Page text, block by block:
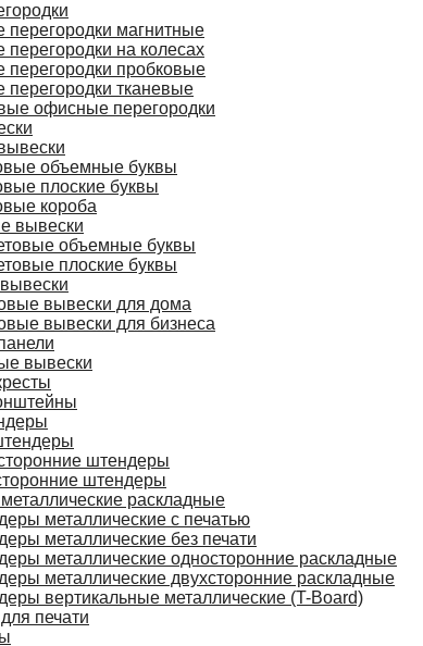
перегородки магнитные
на колесах
перегородки пробковые
перегородки тканевые
офисные перегородки
объемные буквы
плоские буквы
короба
вывески
объемные буквы
плоские буквы
вывески для дома
вывески для бизнеса
вывески
штендеры
штендеры
раскладные
металлические с печатью
металлические без печати
металлические односторонние раскладные
металлические двухсторонние раскладные
вертикальные металлические (T-Board)
печати